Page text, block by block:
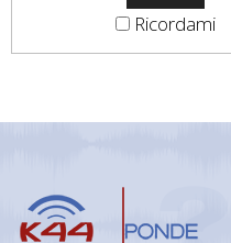
Ricordami